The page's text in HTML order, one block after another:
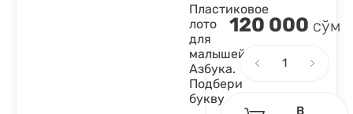
Пластиковое
лото
для
малышей.
Азбука.
Подбери
букву
120 000 сўм
В